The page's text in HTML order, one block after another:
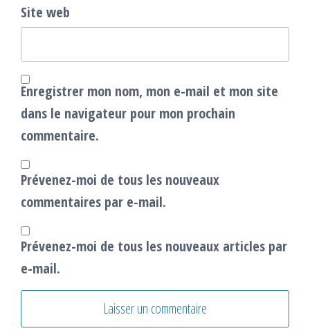
Site web
Enregistrer mon nom, mon e-mail et mon site
dans le navigateur pour mon prochain
commentaire.
Prévenez-moi de tous les nouveaux
commentaires par e-mail.
Prévenez-moi de tous les nouveaux articles par
e-mail.